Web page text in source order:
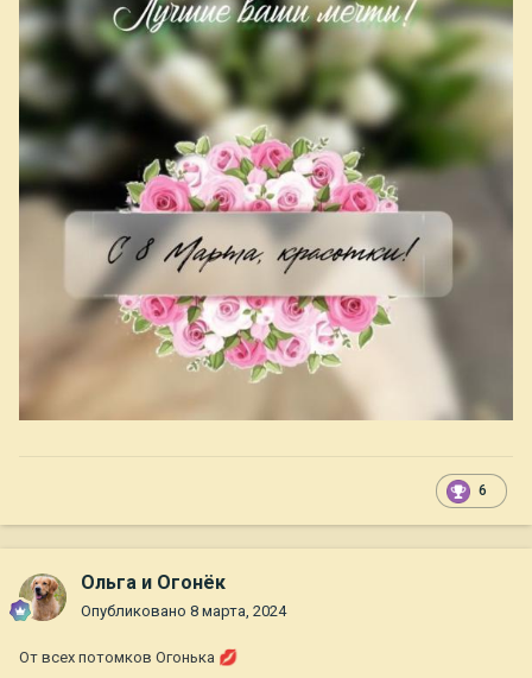
6
Ольга и Огонёк
Опубликовано 8 марта, 2024
От всех потомков Огонька 💋